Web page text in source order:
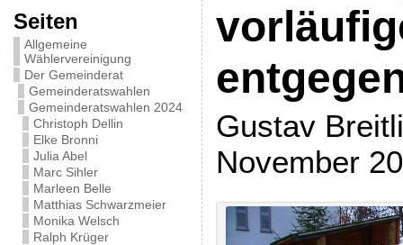
Seiten
Allgemeine
Wählervereinigung
Der Gemeinderat
Gemeinderatswahlen
Gemeinderatswahlen 2024
Christoph Dellin
Elke Bronni
Julia Abel
Marc Sihler
Marleen Belle
Matthias Schwarzmeier
Monika Welsch
Ralph Krüger
Gustav
November